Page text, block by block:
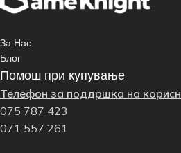
За Нас
Блог
Помош при купување
Телефон за поддршка на
075 787 423
071 557 261